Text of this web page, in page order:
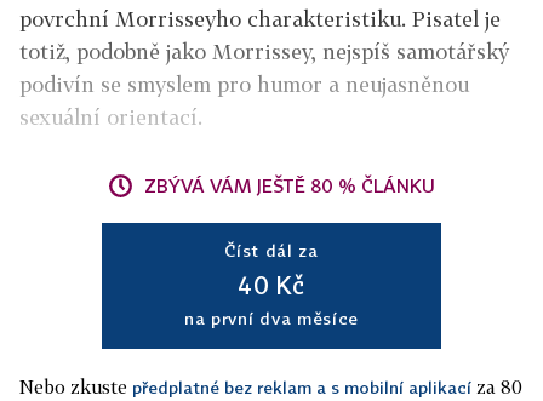
povrchní Morrisseyho charakteristiku. Pisatel je
totiž, podobně jako Morrissey, nejspíš samotářský
podivín se smyslem pro humor a neujasněnou
sexuální orientací.
ZBÝVÁ VÁM JEŠTĚ 80 % ČLÁNKU
Číst dál za
40 Kč
na první dva měsíce
Nebo zkuste předplatné bez reklam a s mobilní aplikací za 80